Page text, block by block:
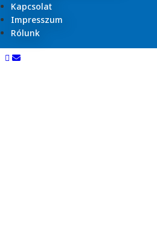
Kapcsolat
Impresszum
Rólunk
2023.03.03.
Belföld
Olvasási idő: